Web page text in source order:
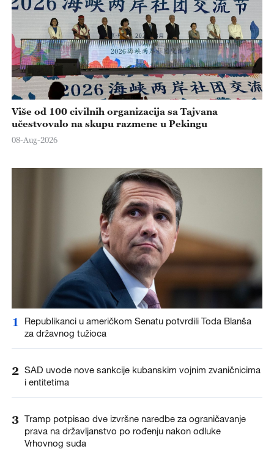
Više od 100 civilnih organizacija sa Tajvana
učestvovalo na skupu razmene u Pekingu
08-Aug-2026
1
Republikanci u američkom Senatu potvrdili Toda Blanša
za državnog tužioca
2 SAD uvode nove sankcije kubanskim vojnim zvaničnicima
i entitetima
3 Tramp potpisao dve izvršne naredbe za ograničavanje
prava na državljanstvo po rođenju nakon odluke
Vrhovnog suda